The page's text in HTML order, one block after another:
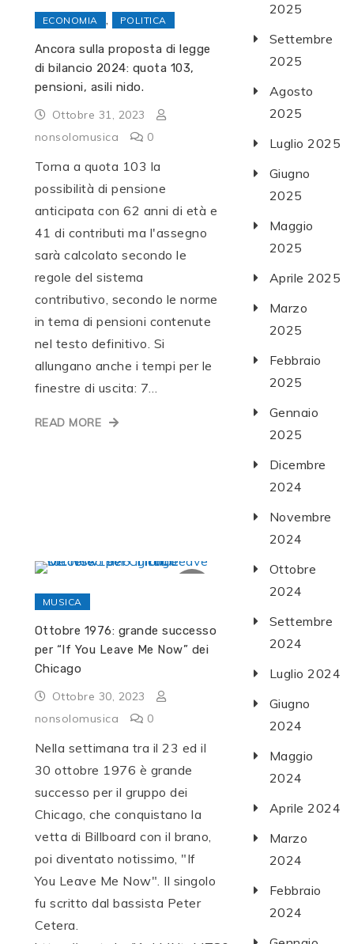
ECONOMIA POLITICA
Ancora sulla proposta di legge
di bilancio 2024: quota 103,
pensioni, asili nido.
Ottobre 31, 2023
nonsolomusica
0
Torna a quota 103 la
possibilità di pensione
anticipata con 62 anni di età e
41 di contributi ma l'assegno
sarà calcolato secondo le
regole del sistema
contributivo, secondo le norme
in tema di pensioni contenute
nel testo definitivo. Si
allungano anche i tempi per le
finestre di uscita: 7…
READ MORE
MUSICA
Ottobre 1976: grande successo
per “If You Leave Me Now” dei
Chicago
Ottobre 30, 2023
nonsolomusica
0
Nella settimana tra il 23 ed il
30 ottobre 1976 è grande
successo per il gruppo dei
Chicago, che conquistano la
vetta di Billboard con il brano,
poi diventato notissimo, "If
You Leave Me Now". Il singolo
fu scritto dal bassista Peter
Cetera.
2025
Settembre
2025
Agosto
2025
Luglio 2025
Giugno
2025
Maggio
2025
Aprile 2025
Marzo
2025
Febbraio
2025
Gennaio
2025
Dicembre
2024
Novembre
2024
Ottobre
2024
Settembre
2024
Luglio 2024
Giugno
2024
Maggio
2024
Aprile 2024
Marzo
2024
Febbraio
2024